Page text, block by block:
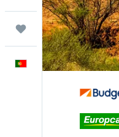
Trips
Português